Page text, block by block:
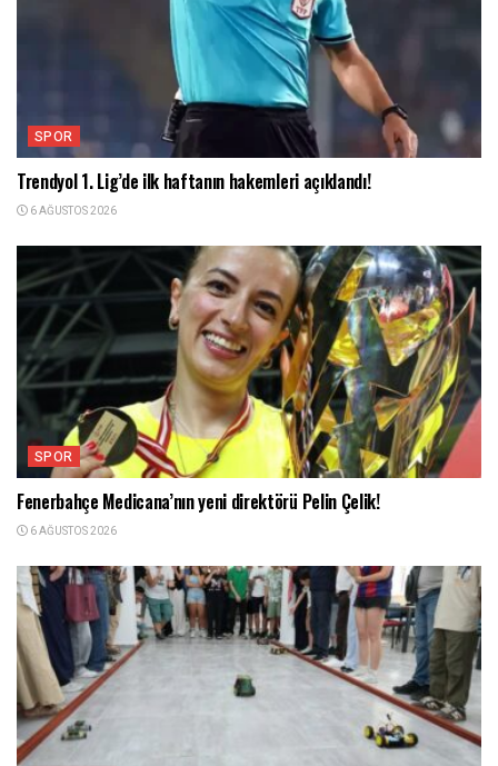
SPOR
Trendyol 1. Lig’de ilk haftanın hakemleri açıklandı!
6 AĞUSTOS 2026
SPOR
Fenerbahçe Medicana’nın yeni direktörü Pelin Çelik!
6 AĞUSTOS 2026